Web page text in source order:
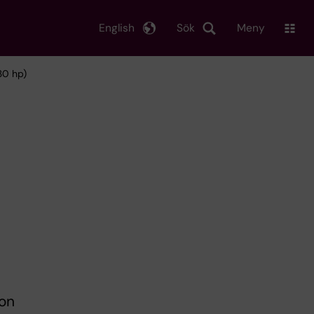
Sök
English Meny
hp)